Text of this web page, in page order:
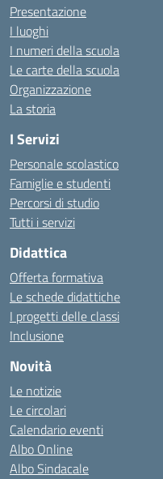
Presentazione
I luoghi
I numeri della scuola
Le carte della scuola
Organizzazione
La storia
I Servizi
Personale scolastico
Famiglie e studenti
Percorsi di studio
Tutti i servizi
Didattica
Offerta formativa
Le schede didattiche
I progetti delle classi
Inclusione
Novità
Le notizie
Le circolari
Calendario eventi
Albo Online
Albo Sindacale